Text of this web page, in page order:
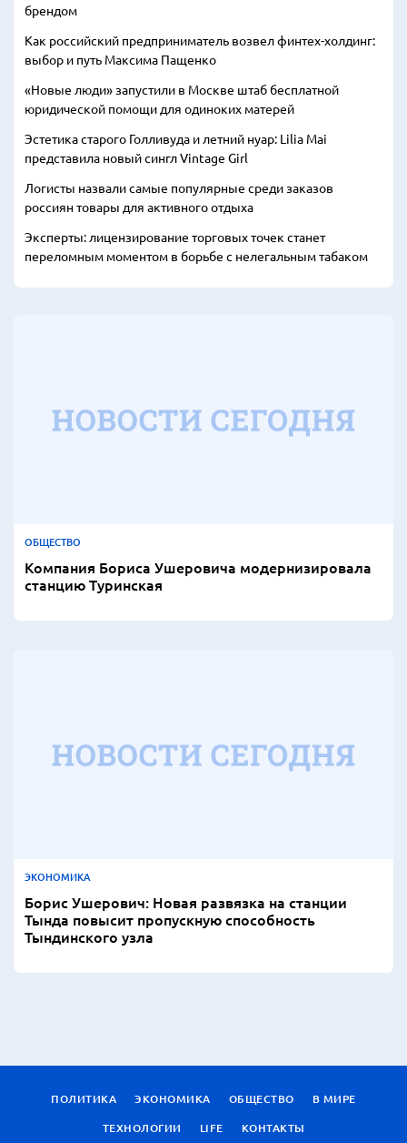
брендом
Как российский предприниматель возвел финтех-холдинг:
выбор и путь Максима Пащенко
«Новые люди» запустили в Москве штаб бесплатной
юридической помощи для одиноких матерей
Эстетика старого Голливуда и летний нуар: Lilia Mai
представила новый сингл Vintage Girl
Логисты назвали самые популярные среди заказов
россиян товары для активного отдыха
Эксперты: лицензирование торговых точек станет
переломным моментом в борьбе с нелегальным табаком
ОБЩЕСТВО
Компания Бориса Ушеровича модернизировала
станцию Туринская
ЭКОНОМИКА
Борис Ушерович: Новая развязка на станции
Тында повысит пропускную способность
Тындинского узла
ПОЛИТИКА ЭКОНОМИКА ОБЩЕСТВО
В МИРЕ
ТЕХНОЛОГИИ
LIFE КОНТАКТЫ